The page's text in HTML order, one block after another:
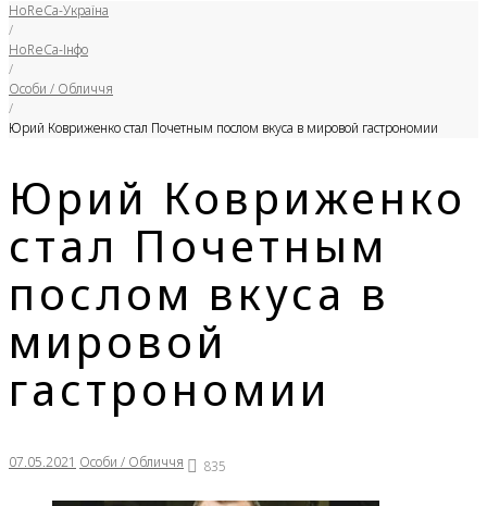
HoReCa-Україна
/
HoReCa-Інфо
/
Особи / Обличчя
/
Юрий Ковриженко стал Почетным послом вкуса в мировой гастрономии
Юрий Ковриженко
стал Почетным
послом вкуса в
мировой
гастрономии
07.05.2021 Особи / Обличчя 835